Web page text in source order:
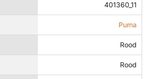
401360_11
Puma
Rood
Rood